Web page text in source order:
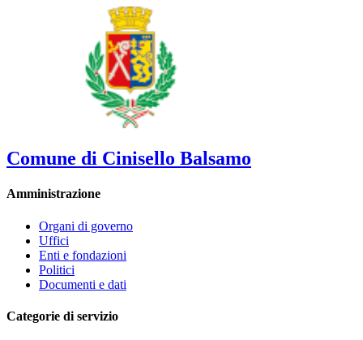
Comune di Cinisello Balsamo
Amministrazione
Organi di governo
Uffici
Enti e fondazioni
Politici
Documenti e dati
Categorie di servizio